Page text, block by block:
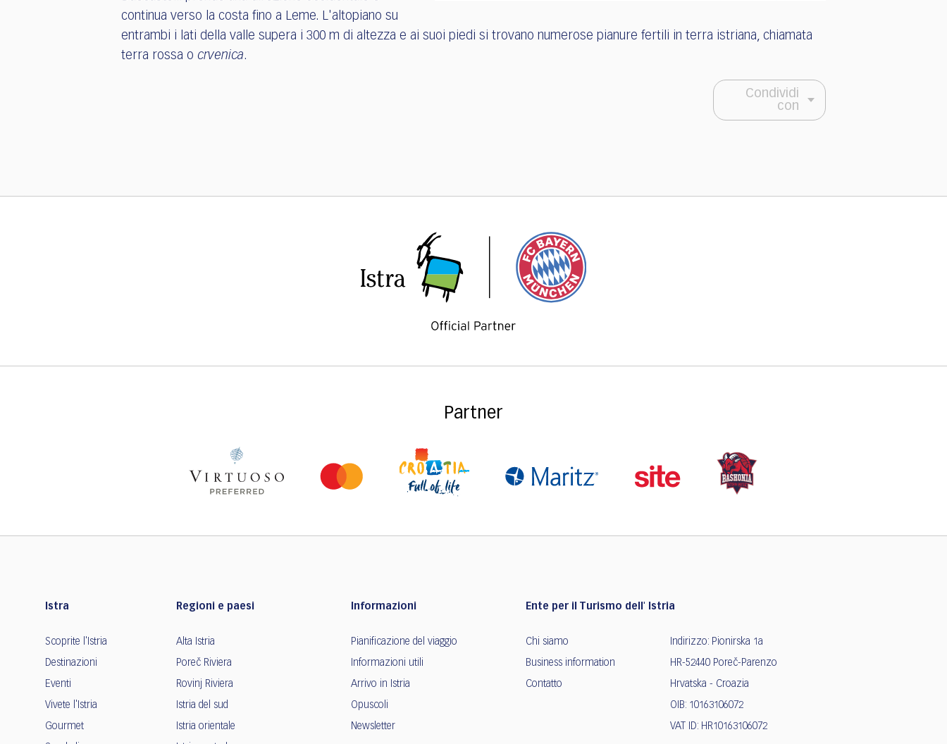
continua verso la costa fino a Leme. L'altopiano su
entrambi i lati della valle supera i 300 m di altezza e ai suoi piedi si trovano numerose pianure fertili in terra istriana, chiamata
terra rossa o crvenica.
Condividi
con
Partner
Istra
Scoprite l'Istria
Destinazioni
Eventi
Vivete l'Istria
Gourmet
Regioni e paesi
Alta Istria
Poreč Riviera
Rovinj Riviera
Istria del sud
Istria orientale
Informazioni
Pianificazione del viaggio
Informazioni utili
Arrivo in Istria
Opuscoli
Newsletter
Ente per il Turismo dell' Istria
Chi siamo
Business information
Contatto
Indirizzo: Pionirska 1a
HR-52440 Poreč-Parenzo
Hrvatska - Croazia
OIB: 10163106072
VAT ID: HR10163106072